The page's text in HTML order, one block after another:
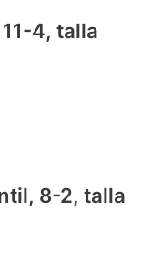
4, talla
8-2, talla